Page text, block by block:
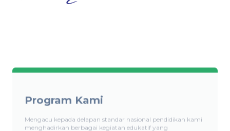
Mengacu kepada delapan standar nasional pendidikan kami
menghadirkan berbagai kegiatan edukatif yang
harapannya dapat menumbuh kembangkan potensi setiap
peserta didik.